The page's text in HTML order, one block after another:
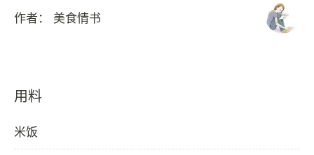
作者： 美食情书
用料
米饭